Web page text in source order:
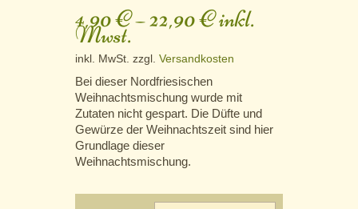
4,90€–22,90€inkl.
Mwst.
inkl. MwSt. zzgl. Versandkosten
Bei dieser Nordfriesischen
Weihnachtsmischung wurde mit
Zutaten nicht gespart. Die Düfte und
Gewürze der Weihnachtszeit sind hier
Grundlage dieser
Weihnachtsmischung.